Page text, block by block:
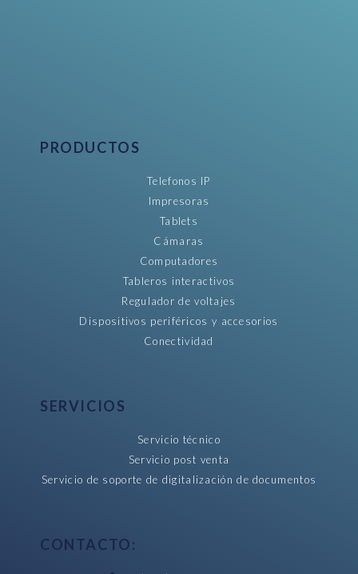
PRODUCTOS
Telefonos IP
Impresoras
Tablets
Cámaras
Computadores
Tableros interactivos
Regulador de voltajes
Dispositivos periféricos y accesorios
Conectividad
SERVICIOS
Servicio técnico
Servicio post venta
Servicio de soporte de digitalización de documentos
CONTACTO: